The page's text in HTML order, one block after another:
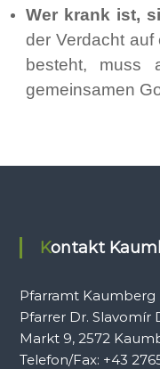
Wer krank ist,
der Verdacht
besteht, muss
gemeinsamen
Kontakt
Pfarramt Kaumberg
Pfarrer Dr. Slavomír
Markt 9, 2572
Telefon/Fax: +43